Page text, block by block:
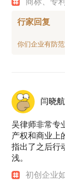
行家回复
闫晓航
吴律师非常专
产权和商业上
指出了之后行
浅。
初创企业